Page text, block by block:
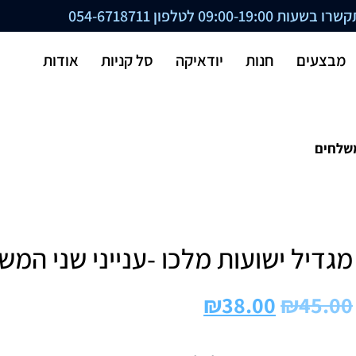
09:00-19:00 לטלפון 054-6718711
מבצעים חנות יודאיקה סל קניות אודות
מגדיל ישועות מלכו -ענייני שני
₪45.00
₪38.00